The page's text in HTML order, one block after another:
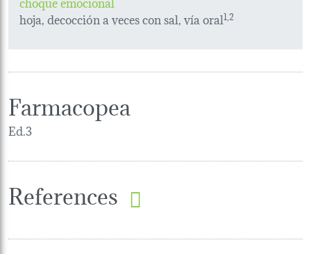
hoja, decocción a veces con sal, vía oral1,2
Farmacopea
Ed.3
References